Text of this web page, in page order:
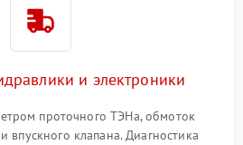
и электроники
проточного ТЭНа, обмоток
впускного клапана. Диагностика